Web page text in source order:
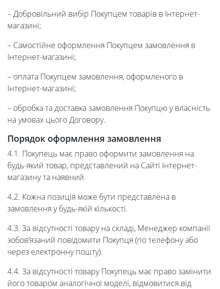
– Добровільний вибір Покупцем товарів в Інтернет-
магазині;
– Самостійне оформлення Покупцем замовлення в
Інтернет-магазині;
– оплата Покупцем замовлення, оформленого в
Інтернет-магазині;
– обробка та доставка замовлення Покупцю у власність
на умовах цього Договору.
Порядок оформлення замовлення
4.1. Покупець має право оформити замовлення на
будь-який товар, представлений на Сайті Інтернет-
магазину та наявний.
4.2. Кожна позиція може бути представлена в
замовлення у будь-якій кількості.
4.3. За відсутності товару на складі, Менеджер компанії
зобов’язаний повідомити Покупця (по телефону або
через електронну пошту).
4.4. За відсутності товару Покупець має право замінити
його товаром аналогічної моделі, відмовитися від